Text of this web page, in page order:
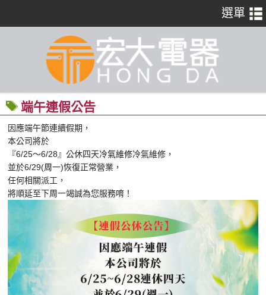
端午連假公告
因應端午節連續假期，
本公司將於
『6/25～6/28』公休四天冷氣維修冷氣維修，
並於6/29(周一)恢復正常營業，
任何相關派工，
將順延至下周一竭誠為您服務唷！